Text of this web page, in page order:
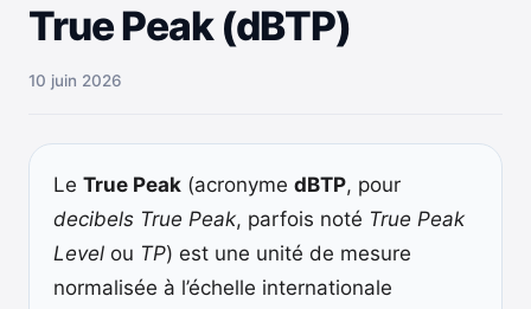
True Peak (dBTP)
10 juin 2026
Le True Peak (acronyme dBTP, pour
decibels True Peak, parfois noté True Peak
Level ou TP) est une unité de mesure
normalisée à l’échelle internationale